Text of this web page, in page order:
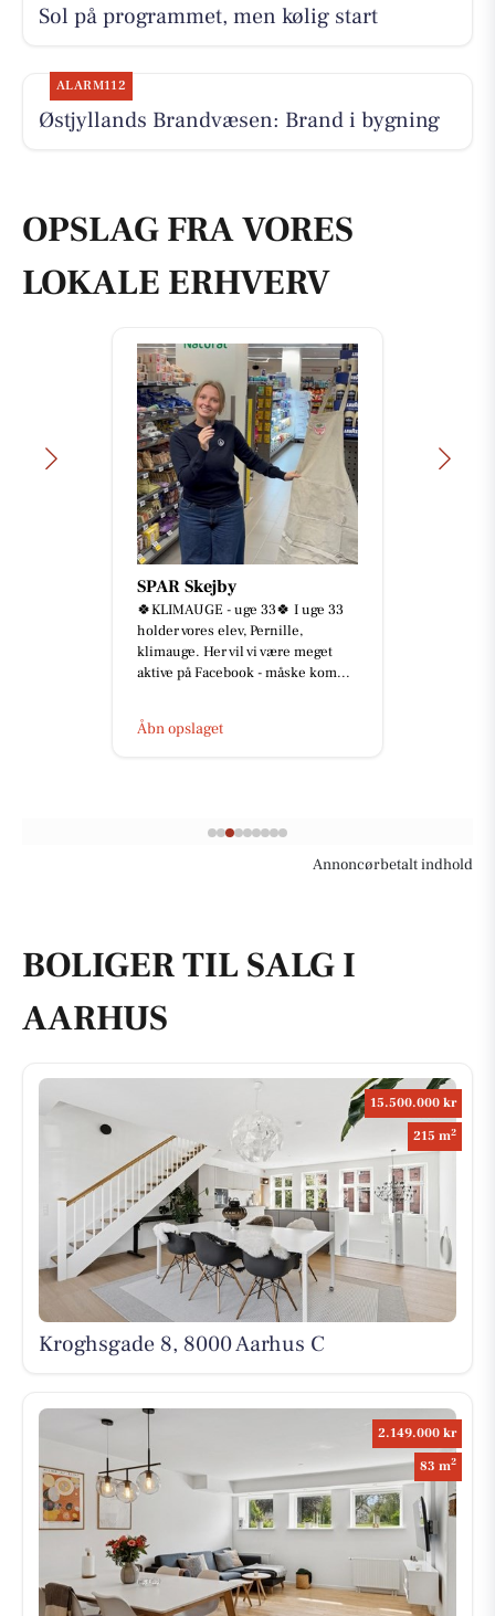
Sol på programmet, men kølig start
ALARM112
Østjyllands Brandvæsen: Brand i bygning
OPSLAG FRA VORES
LOKALE ERHVERV
SPAR Skejby
🍀KLIMAUGE - uge 33🍀 I uge 33
holder vores elev, Pernille,
klimauge. Her vil vi være meget
aktive på Facebook - måske kom...
Åbn opslaget
Annoncørbetalt indhold
BOLIGER TIL SALG I
AARHUS
15.500.000 kr
215 m2
Kroghsgade 8, 8000 Aarhus C
2.149.000 kr
83 m2